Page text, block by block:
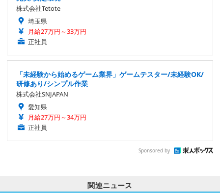
株式会社Tetote
埼玉県
月給27万円～33万円
正社員
「未経験から始めるゲーム業界」ゲームテスター/未経験OK/
研修あり/シンプル作業
株式会社SNJAPAN
愛知県
月給27万円～34万円
正社員
Sponsored by
関連ニュース